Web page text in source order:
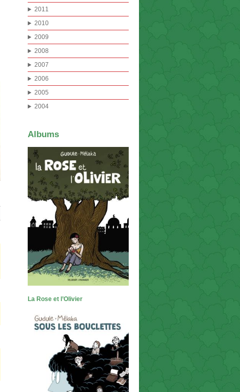
2011
2010
2009
2008
2007
2006
2005
2004
Albums
La Rose et l’Olivier